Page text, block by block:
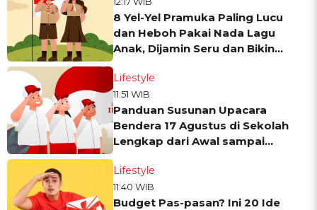
8 Yel-Yel Pramuka Paling Lucu
dan Heboh Pakai Nada Lagu
Anak, Dijamin Seru dan Bikin
Lifestyle
11:51 WIB
Panduan Susunan Upacara
Bendera 17 Agustus di Sekolah
Lengkap dari Awal sampai
Lifestyle
11:40 WIB
Budget Pas-pasan? Ini 20 Ide